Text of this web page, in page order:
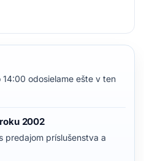
odosielame ešte v ten
2002
predajom príslušenstva a